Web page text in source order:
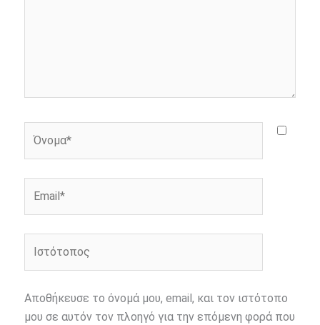
Αποθήκευσε το όνομά μου, email, και τον ιστότοπο
μου σε αυτόν τον πλοηγό για την επόμενη φορά που